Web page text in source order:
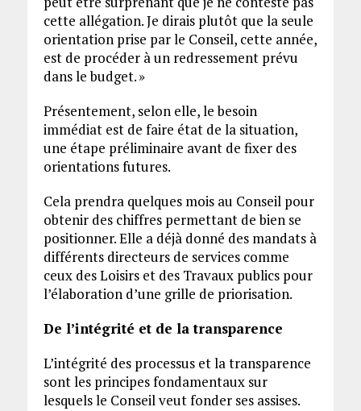
cette allégation. Je dirais plutôt que la seule
orientation prise par le Conseil, cette année,
est de procéder à un redressement prévu
dans le budget. »
Présentement, selon elle, le besoin
immédiat est de faire état de la situation,
une étape préliminaire avant de fixer des
orientations futures.
Cela prendra quelques mois au Conseil pour
obtenir des chiffres permettant de bien se
positionner. Elle a déjà donné des mandats à
différents directeurs de services comme
ceux des Loisirs et des Travaux publics pour
l’élaboration d’une grille de priorisation.
De l’intégrité et de la transparence
L’intégrité des processus et la transparence
sont les principes fondamentaux sur
lesquels le Conseil veut fonder ses assises.